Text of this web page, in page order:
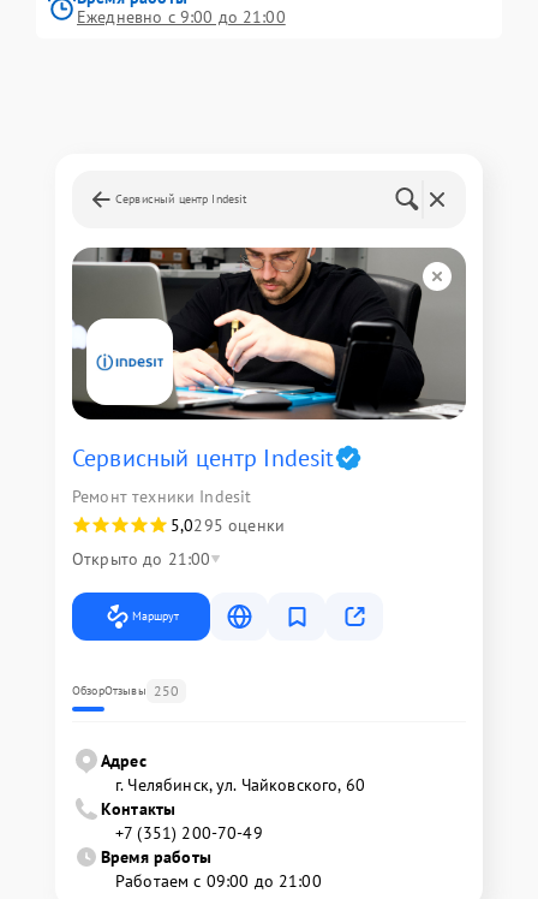
Ежедневно с 9:00 до 21:00
Сервисный центр Indesit
Сервисный центр Indesit
Ремонт техники Indesit
5,0295 оценки
Открыто до 21:00
Маршрут
ОбзорОтзывы 250
Адрес
г. Челябинск, ул. Чайковского, 60
Контакты
+7 (351) 200-70-49
Время работы
Работаем с 09:00 до 21:00